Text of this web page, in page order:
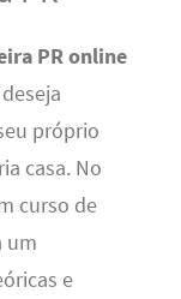
PR online
próprio
casa. No
curso de
um
e